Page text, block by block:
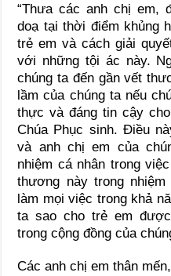
“Thưa các anh chị em,
doạ tại thời điểm khủng
trẻ em và cách giải
với những tội ác này.
chúng ta đến gần vết
lầm của chúng ta nếu
thực và đáng tin cậy
Chúa Phục sinh. Điều
và anh chị em của
nhiệm cá nhân trong
thương này trong
làm mọi việc trong khả
ta sao cho trẻ em
trong cộng đồng của
Các anh chị em thân